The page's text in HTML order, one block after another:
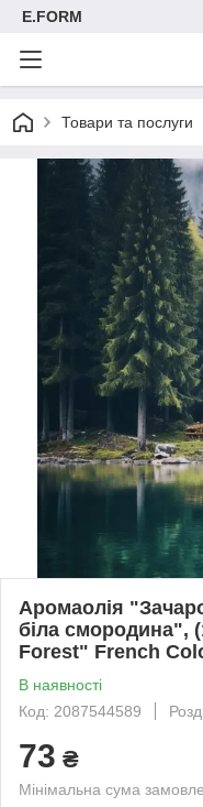
E.FORM
Товари та послуги
Аромаолія
біла смородина",
Forest" French
В наявності
Код: 2087544589
73 ₴
Мінімальна сума